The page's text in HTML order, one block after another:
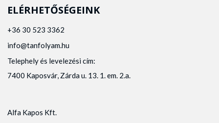
ELÉRHETŐSÉGEINK
+36 30 523 3362
info@tanfolyam.hu
Telephely és levelezési cím:
7400 Kaposvár, Zárda u. 13. 1. em. 2.a.
Alfa Kapos Kft.